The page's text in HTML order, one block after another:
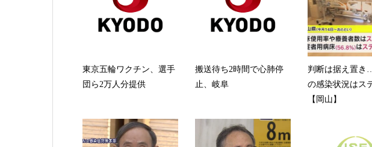
東京五輪ワクチン、選手
団ら2万人分提供
搬送待ち2時間で心肺停
止、岐阜
判断は据え置き
の感染状況はス
【岡山】